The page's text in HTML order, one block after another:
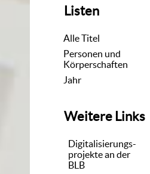
Listen
Alle Titel
Personen und
Körperschaften
Jahr
Weitere Links
Digitalisierungs-
projekte an der
BLB